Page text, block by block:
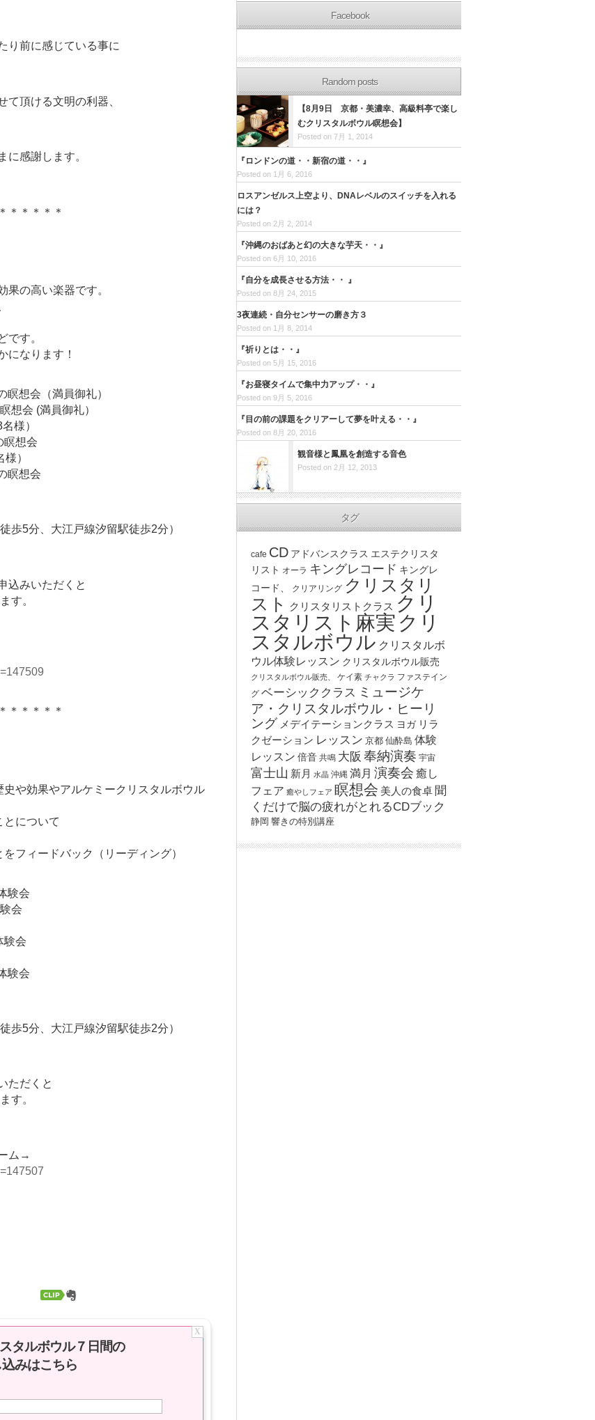
り前に感じている事に
て頂ける文明の利器、
に感謝します。
＊＊＊＊＊
果の高い楽器です。
です。
になります！
想会（満員御礼）
会 (満員御礼）
様）
想会
）
瞑想会
歩5分、大江戸線汐留駅徒歩2分）
込みいただくと
す。
＊＊＊＊＊
や効果やアルケミークリスタルボウル
とについて
フィードバック（リーディング）
験会
会
会
験会
歩5分、大江戸線汐留駅徒歩2分）
ただくと
す。
ム→
X
タルボウル７日間の
みはこちら
Facebook
Random posts
【8月9日 京都・美濃幸、高級料亭で楽し
むクリスタルボウル瞑想会】
Posted on 7月 1, 2014
『ロンドンの道・・新宿の道・・』
Posted on 1月 6, 2016
ロスアンゼルス上空より、DNAレベルのスイッチを入れる
には？
Posted on 2月 2, 2014
『沖縄のおばあと幻の大きな芋天・・』
Posted on 6月 10, 2016
『自分を成長させる方法・・ 』
Posted on 8月 24, 2015
3夜連続・自分センサーの磨き方３
Posted on 1月 8, 2014
『祈りとは・・』
Posted on 5月 15, 2016
『お昼寝タイムで集中力アップ・・』
Posted on 9月 5, 2016
『目の前の課題をクリアーして夢を叶える・・』
Posted on 8月 20, 2016
観音様と鳳凰を創造する音色
Posted on 2月 12, 2013
タグ
cafe CD アドバンスクラス エステクリスタ
リスト オーラ キングレコード キングレ
コード、
クリアリング クリスタリ
スト
クリスタリストクラス クリ
スタリスト麻実 クリ
スタルボウル クリスタルボ
ウル体験レッスン クリスタルボウル販売
クリスタルボウル販売、 ケイ素 チャクラ ファステイン
グ ベーシッククラス ミュージケ
ア・クリスタルボウル・ヒーリ
ング メデイテーションクラス ヨガ リラ
クゼーション レッスン 京都 仙酔島 体験
レッスン 倍音 共鳴 大阪 奉納演奏 宇宙
富士山 新月 水晶 沖縄 満月 演奏会 癒し
フェア 癒やしフェア 瞑想会 美人の食卓 聞
くだけで脳の疲れがとれるCDブック
静岡 響きの特別講座